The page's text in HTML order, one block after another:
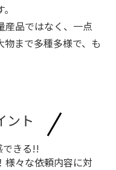
産品ではなく、一点
物まで多種多様で、も
ント
きる!!
様々な依頼内容に対